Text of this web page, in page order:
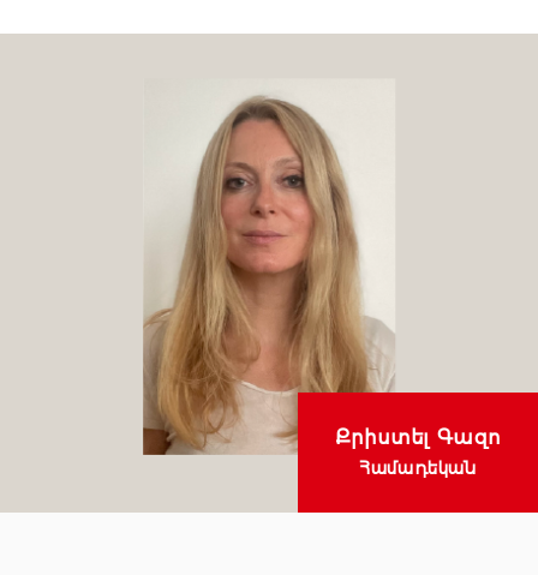
Քրիստել Գազո
Համադեկան